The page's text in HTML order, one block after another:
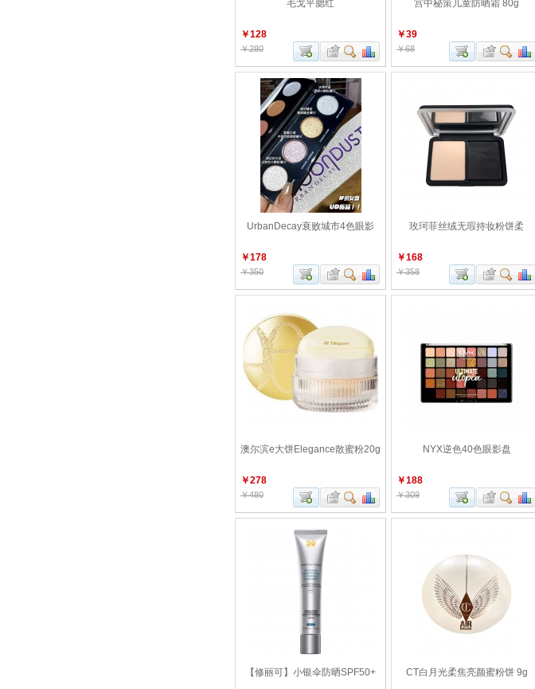
毛戈平腮红
￥128
￥280
宫中秘策儿童防晒霜 80g
￥39
￥68
UrbanDecay衰败城市4色眼影
￥178
￥350
玫珂菲丝绒无瑕持妆粉饼柔
￥168
￥358
澳尔滨e大饼Elegance散蜜粉20g
￥278
￥480
NYX逆色40色眼影盘
￥188
￥309
【修丽可】小银伞防晒SPF50+ CT白月光柔焦亮颜蜜粉饼 9g